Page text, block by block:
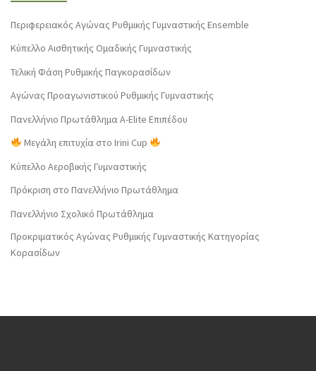
Περιφερειακός Αγώνας Ρυθμικής Γυμναστικής Ensemble
Κύπελλο Αισθητικής Ομαδικής Γυμναστικής
Τελική Φάση Ρυθμικής Παγκορασίδων
Αγώνας Προαγωνιστικού Ρυθμικής Γυμναστικής
Πανελλήνιο Πρωτάθλημα Α-Elite Επιπέδου
Μεγάλη επιτυχία στο Irini Cup
Κύπελλο Αεροβικής Γυμναστικής
Πρόκριση στο Πανελλήνιο Πρωτάθλημα
Πανελλήνιο Σχολικό Πρωτάθλημα
Προκριματικός Αγώνας Ρυθμικής Γυμναστικής Κατηγορίας
Κορασίδων